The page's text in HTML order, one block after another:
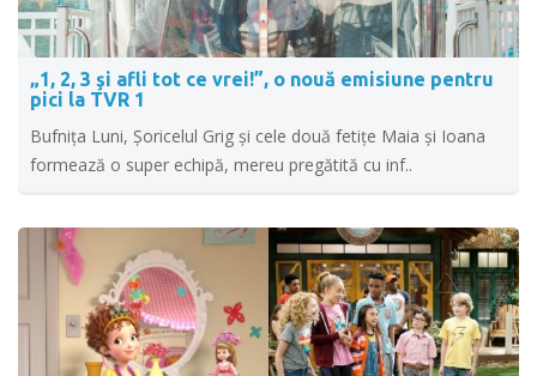
„1, 2, 3 şi afli tot ce vrei!”, o nouă emisiune pentru
pici la TVR 1
Bufniţa Luni, Şoricelul Grig şi cele două fetiţe Maia şi Ioana
formează o super echipă, mereu pregătită cu inf..